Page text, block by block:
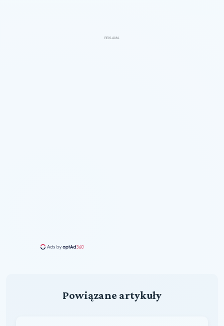
REKLAMA
Powiązane artykuły